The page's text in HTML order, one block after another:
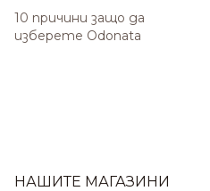
10 причини защо да
изберете Odonata
НАШИТЕ МАГАЗИНИ